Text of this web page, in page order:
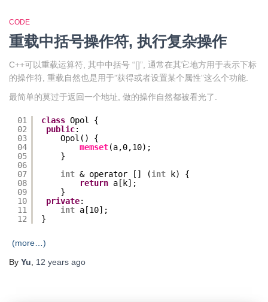
CODE
重载中括号操作符, 执行复杂操作
C++可以重载运算符, 其中中括号 “[]”, 通常在其它地方用于表示下标
的操作符, 重载自然也是用于”获得或者设置某个属性”这么个功能.
最简单的莫过于返回一个地址, 做的操作自然都被看光了.
01
02
03
04
05
06
07
08
09
10
11
12
class Opol {
public:
Opol() {
memset(a,0,10);
}
int & operator [] (int
k) {
return a[k];
}
private:
int a[10];
}
(more…)
By Yu, 12 years ago